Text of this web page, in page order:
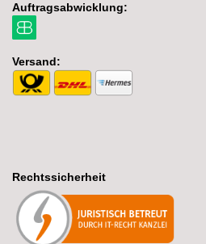
Auftragsabwicklung:
Versand:
Rechtssicherheit